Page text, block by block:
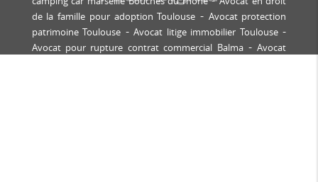
de la famille pour adoption Toulouse
Avocat protection
patrimoine Toulouse
Avocat litige immobilier Toulouse
Avocat pour rupture contrat commercial Balma
Avocat